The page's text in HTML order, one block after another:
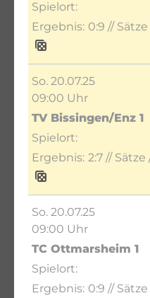
0:9 //
So. 20.07.25
09:00 Uhr
TV Bissingen/Enz 1
2:7 // Sätze
So. 20.07.25
09:00 Uhr
TC Ottmarsheim 1
0:9 //